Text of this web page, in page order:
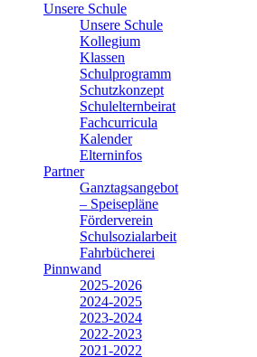
Unsere Schule
Unsere Schule
Kollegium
Klassen
Schulprogramm
Schutzkonzept
Schulelternbeirat
Fachcurricula
Kalender
Elterninfos
Partner
Ganztagsangebot
– Speisepläne
Förderverein
Schulsozialarbeit
Fahrbücherei
Pinnwand
2025-2026
2024-2025
2023-2024
2022-2023
2021-2022